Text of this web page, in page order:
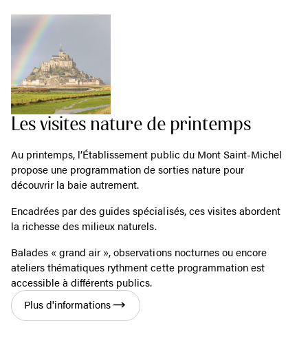
Les visites nature de printemps
Au printemps, l’Établissement public du Mont Saint-Michel
propose une programmation de sorties nature pour
découvrir la baie autrement.
Encadrées par des guides spécialisés, ces visites abordent
la richesse des milieux naturels.
Balades « grand air », observations nocturnes ou encore
ateliers thématiques rythment cette programmation est
accessible à différents publics.
Plus d'informations